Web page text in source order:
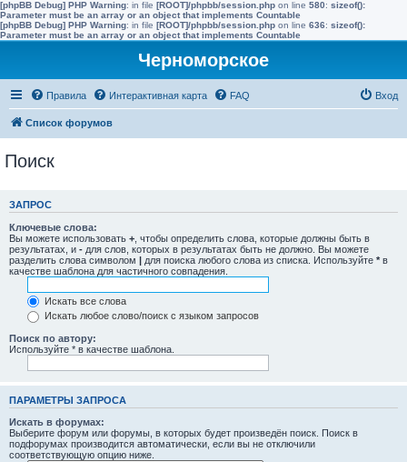
[phpBB Debug] PHP Warning: in file [ROOT]/phpbb/session.php on line 580: sizeof():
Parameter must be an array or an object that implements Countable
[phpBB Debug] PHP Warning: in file [ROOT]/phpbb/session.php on line 636: sizeof():
Parameter must be an array or an object that implements Countable
Черноморское
Правила Интерактивная карта FAQ Вход
Список форумов
Поиск
ЗАПРОС
Ключевые слова:
Вы можете использовать + , чтобы определить слова, которые должны быть в
результатах, и - для слов, которых в результатах быть не должно. Вы можете
разделить слова символом | для поиска любого слова из списка. Используйте * в
качестве шаблона для частичного совпадения.
Искать все слова
Искать любое слово/поиск с языком запросов
Поиск по автору:
Используйте * в качестве шаблона.
ПАРАМЕТРЫ ЗАПРОСА
Искать в форумах:
Выберите форум или форумы, в которых будет произведён поиск. Поиск в
подфорумах производится автоматически, если вы не отключили
соответствующую опцию ниже.